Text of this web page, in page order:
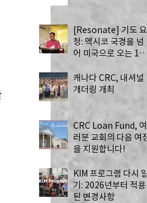
[Resonate] 기도 요
청: 멕시코 국경을 넘
어 미국으로 오는 13
나님의 치유를 전하는
사역
캐나다 CRC, 내셔널
개더링 개최
CRC Loan Fund, 여
러분 교회의 다음 여정
을 지원합니다!
KIM 프로그램 다시 알
기: 2026년부터 적용
된 변경사항